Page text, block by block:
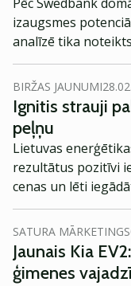
izaugsmes
analīzē tika
vērtība šobrīd
Swedbank
BIRŽAS JAUNUMI
Ignitis strauji
peļņu
Lietuvas
rezultātus pozitīvi
cenas un lēti
investoriem
SATURA MĀRKETINGS
Jaunais Kia
ģimenes